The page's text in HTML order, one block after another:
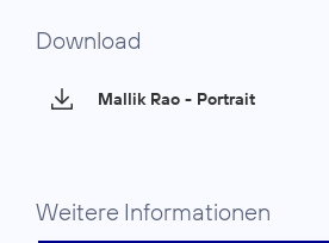
Download
Mallik Rao - Portrait
Weitere Informationen